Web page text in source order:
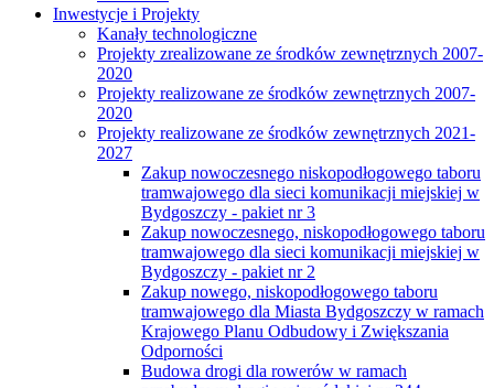
Inwestycje i Projekty
Kanały technologiczne
Projekty zrealizowane ze środków zewnętrznych 2007-
2020
Projekty realizowane ze środków zewnętrznych 2007-
2020
Projekty realizowane ze środków zewnętrznych 2021-
2027
Zakup nowoczesnego niskopodłogowego taboru
tramwajowego dla sieci komunikacji miejskiej w
Bydgoszczy - pakiet nr 3
Zakup nowoczesnego, niskopodłogowego taboru
tramwajowego dla sieci komunikacji miejskiej w
Bydgoszczy - pakiet nr 2
Zakup nowego, niskopodłogowego taboru
tramwajowego dla Miasta Bydgoszczy w ramach
Krajowego Planu Odbudowy i Zwiększania
Odporności
Budowa drogi dla rowerów w ramach